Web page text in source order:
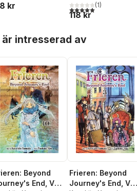
röster:
kr
5,0utav 5 stjärnor.
(1)
118 kr
intresserad av
Beyond
End, Vol.
Frieren: Beyond
Journey's End,